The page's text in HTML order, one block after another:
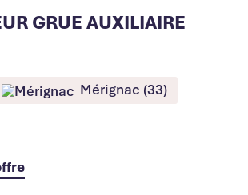
GRUE AUXILIAIRE
Mérignac (33)